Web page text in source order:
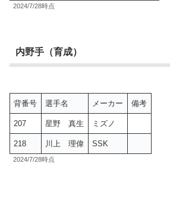
2024/7/28時点
内野手（育成）
背番号 選手名 メーカー 備考
207 星野 真生 ミズノ
218 川上 理偉 SSK
2024/7/28時点